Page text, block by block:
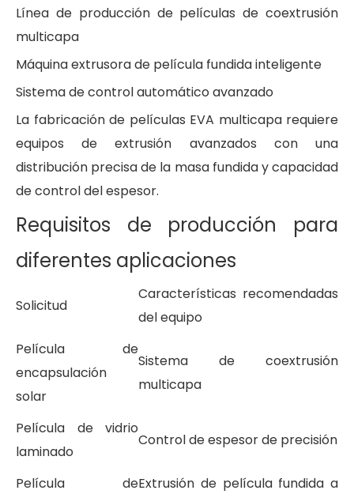
Línea de producción de películas de coextrusión
multicapa
Máquina extrusora de película fundida inteligente
Sistema de control automático avanzado
La fabricación de películas EVA multicapa requiere
equipos de extrusión avanzados con una
distribución precisa de la masa fundida y capacidad
de control del espesor.
Requisitos de producción para
diferentes aplicaciones
Solicitud
Características recomendadas
del equipo
Película de
encapsulación
solar
Sistema de coextrusión
multicapa
Película de vidrio
laminado
Control de espesor de precisión
Película deExtrusión de película fundida a